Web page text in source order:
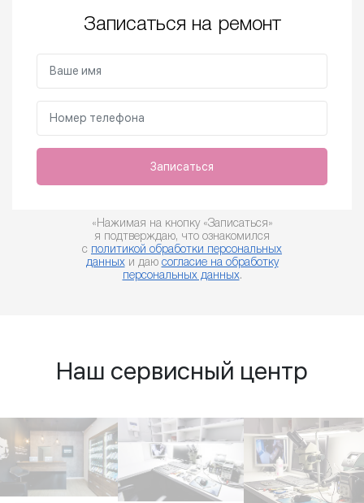
Записаться на ремонт
Записаться
«Нажимая на кнопку «Записаться»
я подтверждаю, что ознакомился
с политикой обработки персональных
данныхи даю согласие на обработку
персональных данных.
Наш сервисный центр